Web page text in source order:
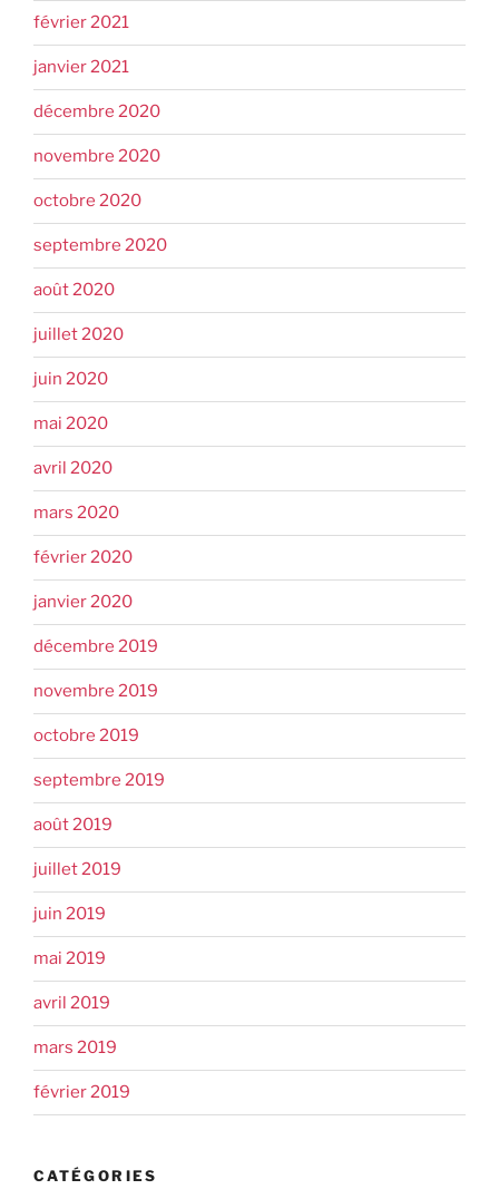
février 2021
janvier 2021
décembre 2020
novembre 2020
octobre 2020
septembre 2020
août 2020
juillet 2020
juin 2020
mai 2020
avril 2020
mars 2020
février 2020
janvier 2020
décembre 2019
novembre 2019
octobre 2019
septembre 2019
août 2019
juillet 2019
juin 2019
mai 2019
avril 2019
mars 2019
février 2019
CATÉGORIES